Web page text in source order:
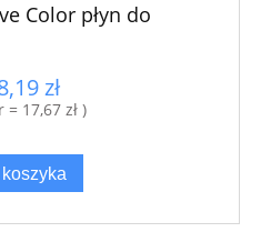
Color płyn do
zł
= 17,67 zł )